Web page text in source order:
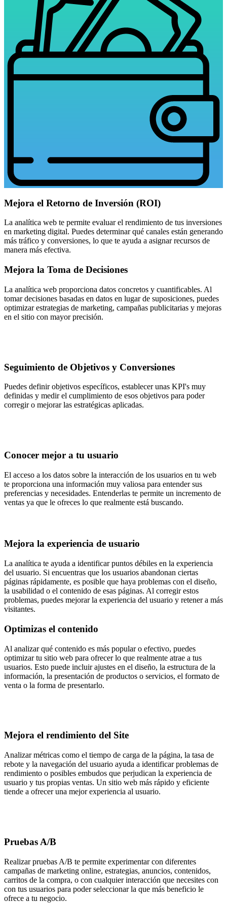
Mejora el Retorno de Inversión (ROI)
La analítica web te permite evaluar el rendimiento de tus inversiones
en marketing digital. Puedes determinar qué canales están generando
más tráfico y conversiones, lo que te ayuda a asignar recursos de
manera más efectiva.
Mejora la Toma de Decisiones
La analítica web proporciona datos concretos y cuantificables. Al
tomar decisiones basadas en datos en lugar de suposiciones, puedes
optimizar estrategias de marketing, campañas publicitarias y mejoras
en el sitio con mayor precisión.
Seguimiento de Objetivos y Conversiones
Puedes definir objetivos específicos, establecer unas KPI's muy
definidas y medir el cumplimiento de esos objetivos para poder
corregir o mejorar las estratégicas aplicadas.
Conocer mejor a tu usuario
El acceso a los datos sobre la interacción de los usuarios en tu web
te proporciona una información muy valiosa para entender sus
preferencias y necesidades. Entenderlas te permite un incremento de
ventas ya que le ofreces lo que realmente está buscando.
Mejora la experiencia de usuario
La analítica te ayuda a identificar puntos débiles en la experiencia
del usuario. Si encuentras que los usuarios abandonan ciertas
páginas rápidamente, es posible que haya problemas con el diseño,
la usabilidad o el contenido de esas páginas. Al corregir estos
problemas, puedes mejorar la experiencia del usuario y retener a más
visitantes.
Optimizas el contenido
Al analizar qué contenido es más popular o efectivo, puedes
optimizar tu sitio web para ofrecer lo que realmente atrae a tus
usuarios. Esto puede incluir ajustes en el diseño, la estructura de la
información, la presentación de productos o servicios, el formato de
venta o la forma de presentarlo.
Mejora el rendimiento del Site
Analizar métricas como el tiempo de carga de la página, la tasa de
rebote y la navegación del usuario ayuda a identificar problemas de
rendimiento o posibles embudos que perjudican la experiencia de
usuario y tus propias ventas. Un sitio web más rápido y eficiente
tiende a ofrecer una mejor experiencia al usuario.
Pruebas A/B
Realizar pruebas A/B te permite experimentar con diferentes
campañas de marketing online, estrategias, anuncios, contenidos,
carritos de la compra, o con cualquier interacción que necesites con
con tus usuarios para poder seleccionar la que más beneficio le
ofrece a tu negocio.